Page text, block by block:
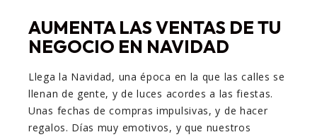
AUMENTA LAS VENTAS DE TU
NEGOCIO EN NAVIDAD
Llega la Navidad, una época en la que las calles se
llenan de gente, y de luces acordes a las fiestas.
Unas fechas de compras impulsivas, y de hacer
regalos. Días muy emotivos, y que nuestros